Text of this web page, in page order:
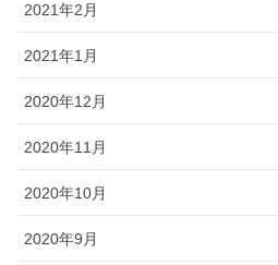
2021年2月
2021年1月
2020年12月
2020年11月
2020年10月
2020年9月